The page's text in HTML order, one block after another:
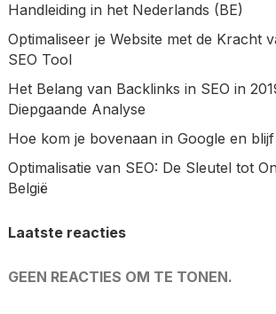
Handleiding in het Nederlands (BE)
Optimaliseer je Website met de Kracht
SEO Tool
Het Belang van Backlinks in SEO in
Diepgaande Analyse
Hoe kom je bovenaan in Google en
Optimalisatie van SEO: De Sleutel tot
België
Laatste reacties
GEEN REACTIES OM TE TONEN.